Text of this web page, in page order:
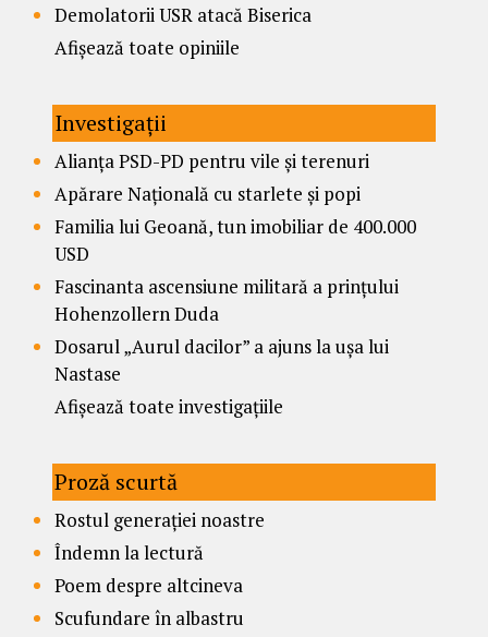
Demolatorii USR atacă Biserica
Afișează toate opiniile
Investigații
Alianța PSD-PD pentru vile și terenuri
Apărare Națională cu starlete și popi
Familia lui Geoană, tun imobiliar de 400.000
USD
Fascinanta ascensiune militară a prințului
Hohenzollern Duda
Dosarul „Aurul dacilor” a ajuns la ușa lui
Nastase
Afișează toate investigațiile
Proză scurtă
Rostul generației noastre
Îndemn la lectură
Poem despre altcineva
Scufundare în albastru